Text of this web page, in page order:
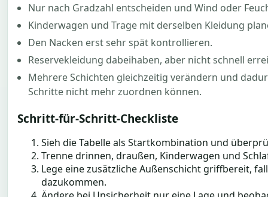
Nur nach Gradzahl entscheiden und Wind oder
Kinderwagen und Trage mit derselben Kleidung
Den Nacken erst sehr spät kontrollieren.
Reservekleidung dabeihaben, aber nicht schnell
Mehrere Schichten gleichzeitig verändern und
Schritte nicht mehr zuordnen können.
Schritt-für-Schritt-Checkliste
Sieh die Tabelle als Startkombination und
Trenne drinnen, draußen, Kinderwagen und
Lege eine zusätzliche Außenschicht griffbereit,
dazukommen.